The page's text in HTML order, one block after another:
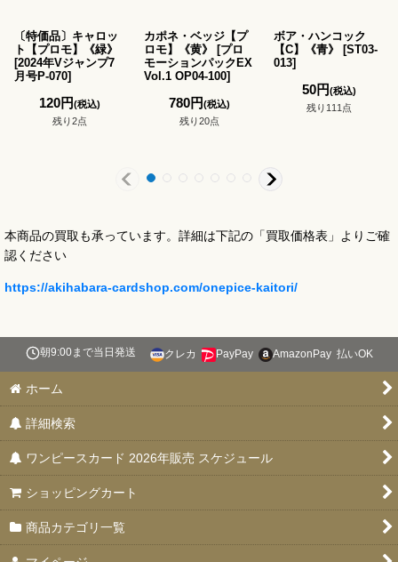
〔特価品〕キャロッ
ト【プロモ】《緑》
[2024年Vジャンプ7
月号P-070]
120円(税込)
残り2点
カポネ・ベッジ【プ
ロモ】《黄》
[プロ
モーションパックEX
Vol.1 OP04-100]
780円(税込)
残り20点
ボア・ハンコック
【C】《青》
[ST03-
013]
50円(税込)
残り111点
本商品の買取も承っています。詳細は下記の「買取価格表」よりご確
認ください
https://akihabara-cardshop.com/onepice-kaitori/
朝9:00まで当日発送 クレカ PayPay AmazonPay 払いOK
ホーム
詳細検索
ワンピースカード 2026年販売 スケジュール
ショッピングカート
商品カテゴリ一覧